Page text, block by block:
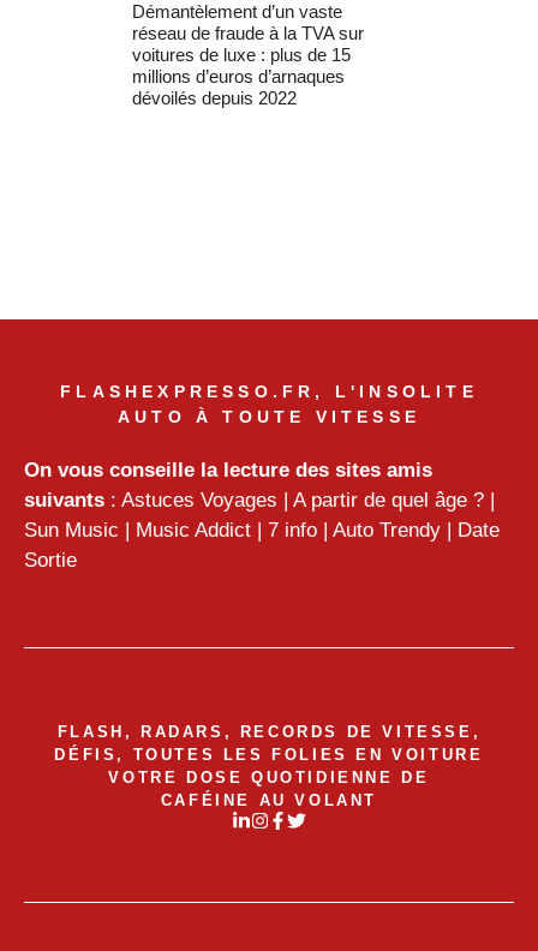
Démantèlement d’un vaste
réseau de fraude à la TVA sur
voitures de luxe : plus de 15
millions d’euros d’arnaques
dévoilés depuis 2022
FLASHEXPRESSO.FR, L'INSOLITE
AUTO À TOUTE VITESSE
On vous conseille la lecture des sites amis
suivants : Astuces Voyages | A partir de quel âge ? |
Sun Music | Music Addict | 7 info | Auto Trendy | Date
Sortie
FLASH, RADARS, RECORDS DE VITESSE,
DÉFIS, TOUTES LES FOLIES EN VOITURE
VOTRE DOSE QUOTIDIENNE DE
CAFÉINE AU VOLANT